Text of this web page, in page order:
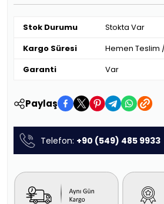
Stok Durumu
Stokta Var
Kargo Süresi
Hemen Teslim
Garanti
Var
Paylaş
Telefon: +90 (549) 485 9933